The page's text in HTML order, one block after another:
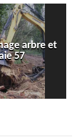
arbre et
57